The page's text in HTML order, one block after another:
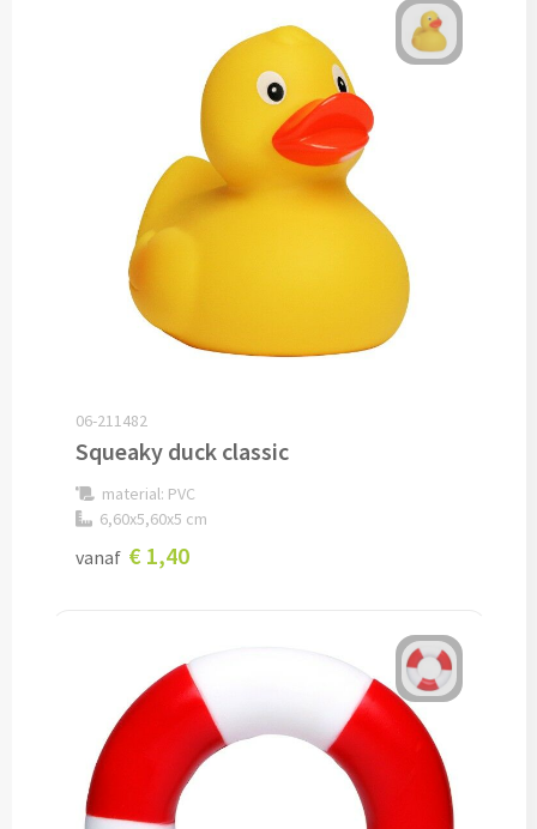
Custom made mutsen & sjaals
Mutsen, Sjaals & Handschoenen
Mutsen bedrukken
Sjaals bedrukken
Colsjaals bedrukken
Wintersets bedrukken
Handschoenen bedrukken
Baby kleding
Babycapes bedrukken
Slabbetjes bedrukken
Kleding accessoires
06-211482
Squeaky duck classic
material: PVC
6,60x5,60x5 cm
vanaf € 1,40